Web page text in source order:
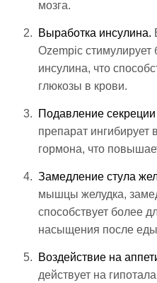
мозга.
Выработка инсулина.
Ozempic стимулирует
инсулина, что
глюкозы в крови.
Подавление секреции
препарат ингибирует
гормона, что
Замедление стула
мышцы желудка,
способствует более
насыщения после
Воздействие на
действует на